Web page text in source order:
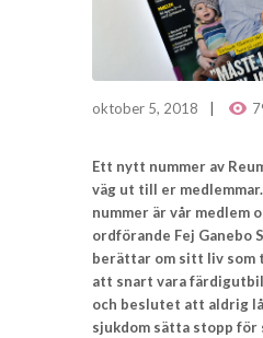
oktober 5, 2018
Ett nytt nummer av
väg ut till er
nummer är vår medlem
ordförande Fej Ganebo
berättar om sitt liv som
att snart vara
och beslutet att aldrig
sjukdom sätta stopp för